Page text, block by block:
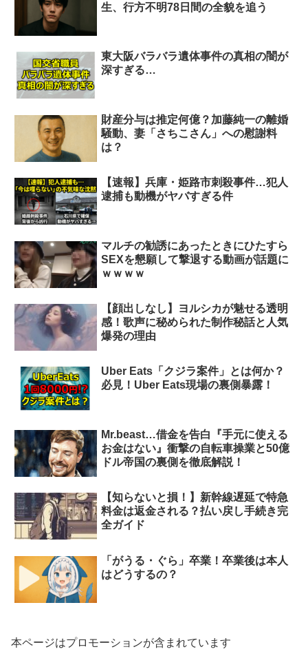
生、行方不明78日間の全貌を追う
東大阪バラバラ遺体事件の真相の闇が
深すぎる…
財産分与は推定何億？加藤純一の離婚
騒動、妻「さちこさん」への慰謝料
は？
【速報】兵庫・姫路市刺殺事件…犯人
逮捕も動機がヤバすぎる件
マルチの勧誘にあったときにひたすら
SEXを懇願して撃退する動画が話題に
ｗｗｗｗ
【顔出しなし】ヨルシカが魅せる透明
感！歌声に秘められた制作秘話と人気
爆発の理由
Uber Eats「クジラ案件」とは何か？
必見！Uber Eats現場の裏側暴露！
Mr.beast…借金を告白『手元に使える
お金はない』衝撃の自転車操業と50億
ドル帝国の裏側を徹底解説！
【知らないと損！】新幹線遅延で特急
料金は返金される？払い戻し手続き完
全ガイド
「がうる・ぐら」卒業！卒業後は本人
はどうするの？
本ページはプロモーションが含まれています